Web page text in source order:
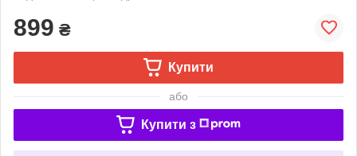
899 ₴
Купити
або
Купити з